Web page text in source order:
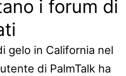
i forum di
gelo in California nel
di PalmTalk ha